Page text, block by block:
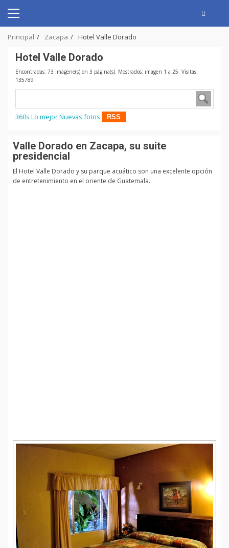
content
Primary
Principal Zacapa Hotel Valle Dorado
Hotel Valle Dorado
Encontradas: 73 imágene(s) on 3 página(s). Mostrados: imagen 1 a 25. Visitas:
135789
360s Lo mejorNuevas fotos RSS
Valle Dorado en Zacapa, su suite
presidencial
El Hotel Valle Dorado y su parque acuático son una excelente opción
de entretenimiento en el oriente de Guatemala.